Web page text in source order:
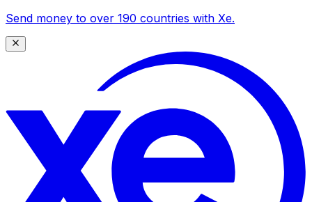
Send money to over 190 countries with Xe.